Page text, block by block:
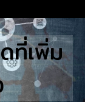
ที่เพิ่ม